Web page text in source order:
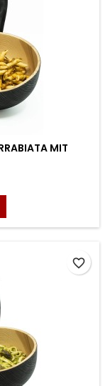
MIT
favorite_border